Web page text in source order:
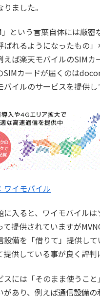
ました。
」という言葉自体には厳
ばれるようになったもの
えば楽天モバイルのSIMカ
カードが届くのは
バイルのサービスを提供し
ワイモバイル
に入ると、ワイモバイル
て提供されていますが
設備を「借りて」提供し
供している事が良く評判
スには「そのまま使うこ
があり、例えば通信設備